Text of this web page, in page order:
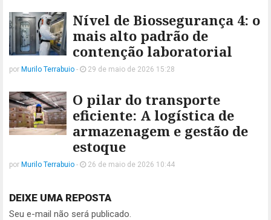
Nível de Biossegurança 4: o
mais alto padrão de
contenção laboratorial
por Murilo Terrabuio - 29 de maio de 2026 15:28
O pilar do transporte
eficiente: A logística de
armazenagem e gestão de
estoque
por Murilo Terrabuio - 26 de maio de 2026 10:44
DEIXE UMA REPOSTA
Seu e-mail não será publicado.